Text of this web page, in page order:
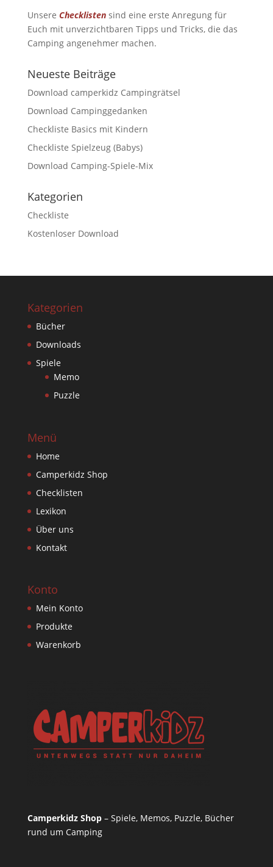
Unsere Checklistensind eine erste Anregung für
Euch mit unverzichtbaren Tipps und Tricks, die das
Camping angenehmer machen.
Neueste Beiträge
Download camperkidz Campingrätsel
Download Campinggedanken
Checkliste Basics mit Kindern
Checkliste Spielzeug (Babys)
Download Camping-Spiele-Mix
Kategorien
Checkliste
Kostenloser Download
Kategorien
Bücher
Downloads
Spiele
Memo
Puzzle
Menü
Home
Camperkidz Shop
Checklisten
Lexikon
Über uns
Kontakt
Konto
Mein Konto
Produkte
Warenkorb
Camperkidz Shop– Spiele, Memos, Puzzle, Bücher
rund um Camping